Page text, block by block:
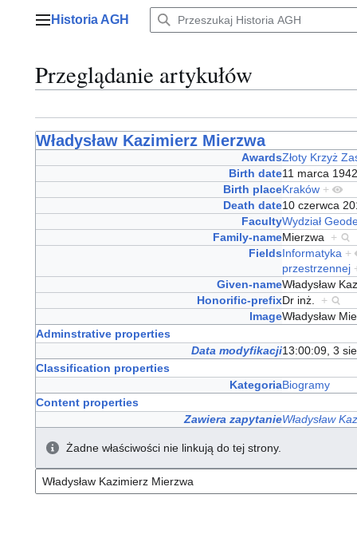
Menu główne
Historia AGH
Przeglądanie artykułów
Władysław Kazimierz Mierzwa
AwardsZłoty Krzyż
Birth date11 marca
Birth placeKraków +
Death date10 czerwca
FacultyWydział
Family-nameMierzwa +
FieldsInformatyka +
przestrzennej
Given-nameWładysław
Honorific-prefixDr inż. +
ImageWładysław
Adminstrative properties
Data modyfikacji13:00:09, 3
Classification properties
KategoriaBiogramy
Content properties
Zawiera zapytanieWładysław
Żadne właściwości nie linkują do tej strony.